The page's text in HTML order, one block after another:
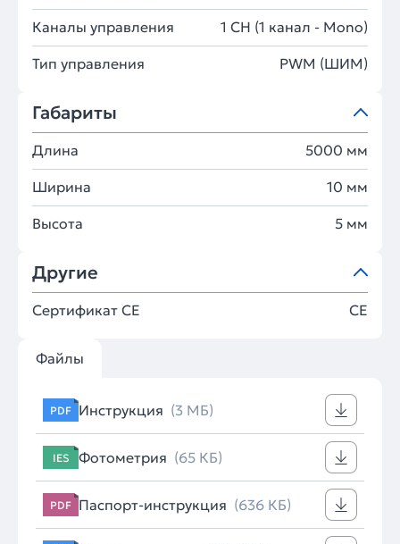
Каналы управления 1 CH (1 канал - Mono)
Тип управления PWM (ШИМ)
Габариты
Длина 5000 мм
Ширина 10 мм
Высота 5 мм
Другие
Сертификат CE CE
Файлы
PDF Инструкция (3 МБ)
IES Фотометрия (65 КБ)
PDF Паспорт-инструкция (636 КБ)